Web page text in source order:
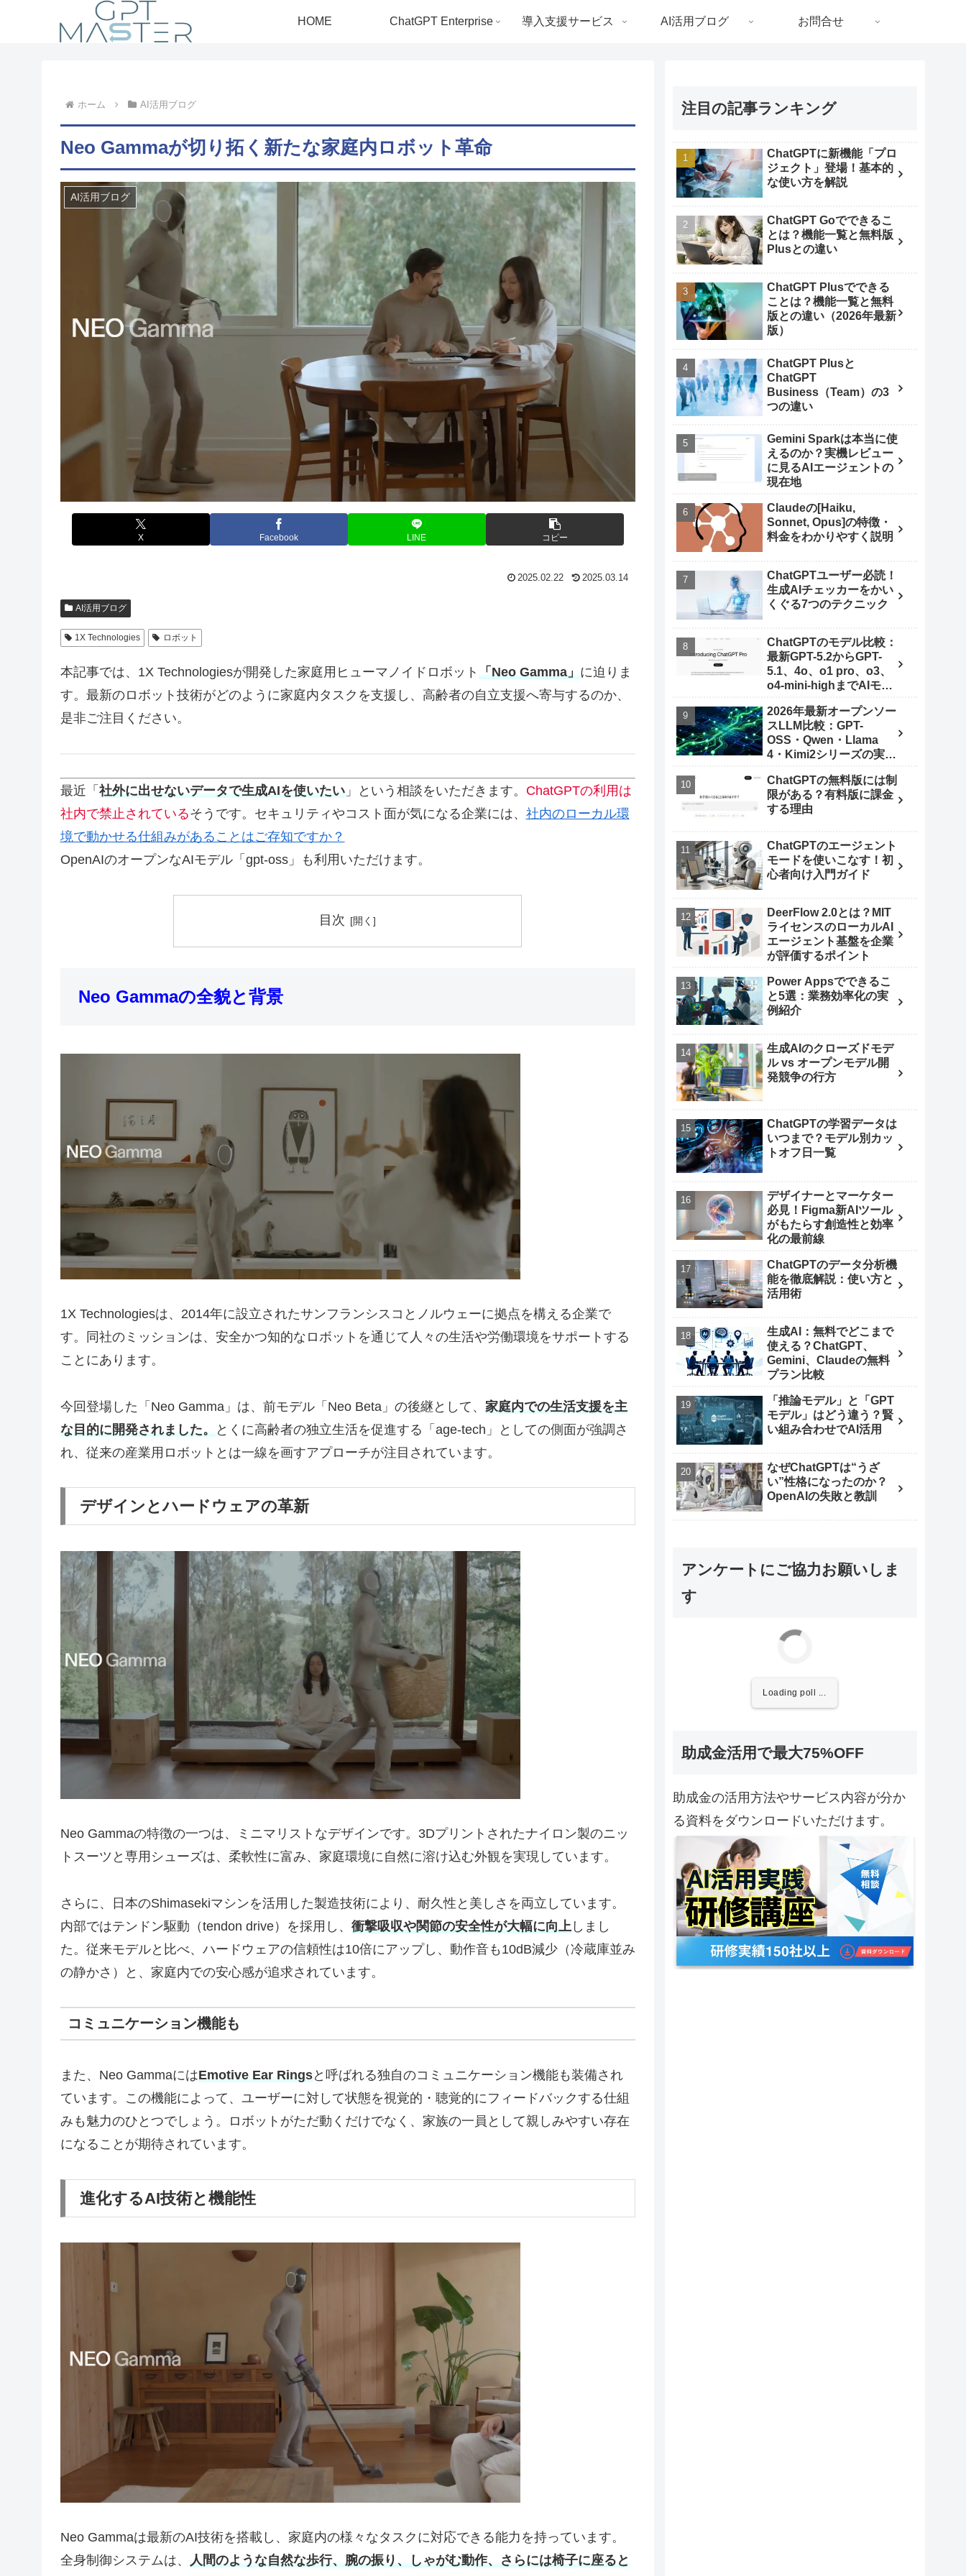
HOME ChatGPT Enterprise 導入支援サービス AI活用ブログ お問合せ
ホーム AI活用ブログ
Neo Gammaが切り拓く新たな家庭内ロボット革命
AI活用ブログ
X Facebook LINE コピー
2025.02.22 2025.03.14
AI活用ブログ
1X Technologies ロボット
本記事では、1X Technologiesが開発した家庭用ヒューマノイドロボット 「Neo Gamma」 に迫りま
す。最新のロボット技術がどのように家庭内タスクを支援し、高齢者の自立支援へ寄与するのか、
是非ご注目ください。
最近「 社外に出せないデータで生成AIを使いたい」という相談をいただきます。 ChatGPTの利用は
社内で禁止されているそうです。セキュリティやコスト面が気になる企業には、 社内のローカル環
境で動かせる仕組みがあることはご存知ですか？
OpenAIのオープンなAIモデル「gpt-oss」も利用いただけます。
目次
Neo Gammaの全貌と背景
1X Technologiesは、2014年に設立されたサンフランシスコとノルウェーに拠点を構える企業で
す。同社のミッションは、安全かつ知的なロボットを通じて人々の生活や労働環境をサポートする
ことにあります。
今回登場した「Neo Gamma」は、前モデル「Neo Beta」の後継として、 家庭内での生活支援を主
な目的に開発されました。
とくに高齢者の独立生活を促進する「age-tech」としての側面が強調さ
れ、従来の産業用ロボットとは一線を画すアプローチが注目されています。
デザインとハードウェアの革新
Neo Gammaの特徴の一つは、ミニマリストなデザインです。3Dプリントされたナイロン製のニッ
トスーツと専用シューズは、柔軟性に富み、家庭環境に自然に溶け込む外観を実現しています。
さらに、日本のShimasekiマシンを活用した製造技術により、耐久性と美しさを両立しています。
内部ではテンドン駆動（tendon drive）を採用し、 衝撃吸収や関節の安全性が大幅に向上しまし
た。従来モデルと比べ、ハードウェアの信頼性は10倍にアップし、動作音も10dB減少（冷蔵庫並み
の静かさ）と、家庭内での安心感が追求されています。
コミュニケーション機能も
また、Neo GammaにはEmotive Ear Ringsと呼ばれる独自のコミュニケーション機能も装備され
ています。この機能によって、ユーザーに対して状態を視覚的・聴覚的にフィードバックする仕組
みも魅力のひとつでしょう。ロボットがただ動くだけでなく、家族の一員として親しみやすい存在
になることが期待されています。
進化するAI技術と機能性
Neo Gammaは最新のAI技術を搭載し、家庭内の様々なタスクに対応できる能力を持っています。
全身制御システムは、
人間のような自然な歩行、腕の振り、しゃがむ動作、さらには椅子に座ると
注目の記事ランキング
ChatGPTに新機能「プロ
ジェクト」登場！基本的
な使い方を解説
ChatGPT Goでできるこ
とは？機能一覧と無料版
Plusとの違い
ChatGPT Plusでできる
ことは？機能一覧と無料
版との違い（2026年最新
版）
ChatGPT Plusと
ChatGPT
Business（Team）の3
つの違い
Gemini Sparkは本当に使
えるのか？実機レビュー
に見るAIエージェントの
現在地
Claudeの[Haiku,
Sonnet, Opus]の特徴・
料金をわかりやすく説明
ChatGPTユーザー必読！
生成AIチェッカーをかい
くぐる7つのテクニック
ChatGPTのモデル比較：
最新GPT-5.2からGPT-
5.1、4o、o1 pro、o3、
o4-mini-highまでAIモデ
2026年最新オープンソー
スLLM比較：GPT-
OSS・Qwen・Llama
4・Kimi2シリーズの実力
ChatGPTの無料版には制
限がある？有料版に課金
する理由
ChatGPTのエージェント
モードを使いこなす！初
心者向け入門ガイド
DeerFlow 2.0とは？MIT
ライセンスのローカルAI
エージェント基盤を企業
が評価するポイント
Power Appsでできるこ
と5選：業務効率化の実
例紹介
生成AIのクローズドモデ
ル vs オープンモデル開
発競争の行方
ChatGPTの学習データは
いつまで？モデル別カッ
トオフ日一覧
デザイナーとマーケター
必見！Figma新AIツール
がもたらす創造性と効率
化の最前線
ChatGPTのデータ分析機
能を徹底解説：使い方と
活用術
生成AI：無料でどこまで
使える？ChatGPT、
Gemini、Claudeの無料
プラン比較
「推論モデル」と「GPT
モデル」はどう違う？賢
い組み合わせでAI活用
なぜChatGPTは“うざ
い”性格になったのか？
OpenAIの失敗と教訓
アンケートにご協力お願いしま
す
Loading poll ...
助成金活用で最大75%OFF
助成金の活用方法やサービス内容が分か
る資料をダウンロードいただけます。